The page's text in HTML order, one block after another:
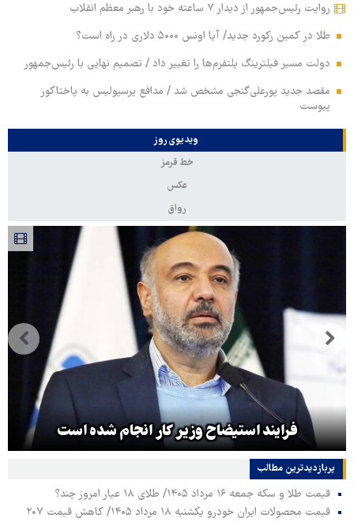
روایت رئیس‌جمهور از دیدار ۷ ساعته خود با رهبر معظم انقلاب
طلا در کمین رکورد جدید/ آیا اونس ۵۰۰۰ دلاری در راه است؟
دولت مسیر فیلترینگ پلتفرم‌ها را تغییر داد / تصمیم نهایی با رئیس‌جمهور
مقصد جدید پورعلی‌گنجی مشخص شد / مدافع پرسپولیس به پاختاکور
پیوست
ویدیوی روز
خط قرمز
عکس
رواق
فرایند استیضاح وزیر کار انجام شده است
پربازدیدترین‌ مطالب
قیمت طلا و سکه جمعه ۱۶ مرداد ۱۴۰۵/ طلای ۱۸ عیار امروز چند؟
قیمت محصولات ایران خودرو یکشنبه ۱۸ مرداد ۱۴۰۵/ کاهش قیمت ۲۰۷